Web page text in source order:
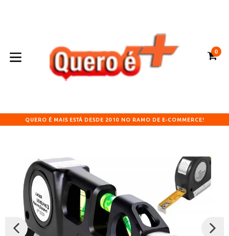
expandir/colapsar
0
QUERO É MAIS ESTÁ DESDE 2010 NO RAMO DE E-COMMERCE!